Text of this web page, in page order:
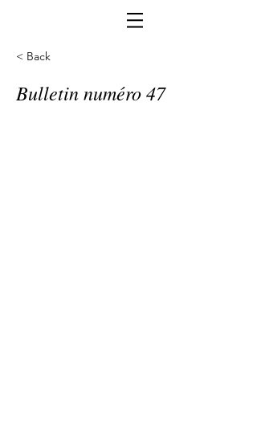
< Back
Bulletin numéro 47